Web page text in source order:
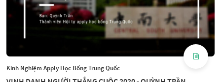
Kinh Nghiệm Apply Học Bổng Trung Quốc